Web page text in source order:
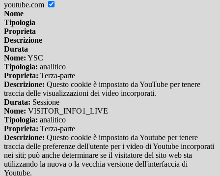
youtube.com
Nome
Tipologia
Proprieta
Descrizione
Durata
Nome: YSC
Tipologia: analitico
Proprieta: Terza-parte
Descrizione: Questo cookie è impostato da YouTube per tenere
traccia delle visualizzazioni dei video incorporati.
Durata: Sessione
Nome: VISITOR_INFO1_LIVE
Tipologia: analitico
Proprieta: Terza-parte
Descrizione: Questo cookie è impostato da Youtube per tenere
traccia delle preferenze dell'utente per i video di Youtube incorporati
nei siti; può anche determinare se il visitatore del sito web sta
utilizzando la nuova o la vecchia versione dell'interfaccia di
Youtube.